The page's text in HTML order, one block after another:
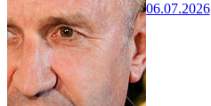
06.07.2026